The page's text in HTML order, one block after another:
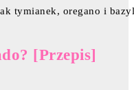
tymianek, oregano i
[Przepis]